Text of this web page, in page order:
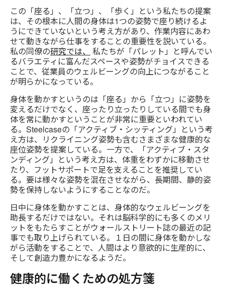
この「座る」、「立つ」、「歩く」という私たちの提案
は、その根本に人間の身体は1つの姿勢で座り続けるよ
うにできていないという考え方があり、作業内容にあわ
せて動きながら仕事をすることの重要性を説いている。
私の同僚の研究では、
私たちが「パレット」と呼んでい
るバラエティに富んだスペースや姿勢がチョイスできる
ことで、従業員のウェルビーングの向上につながること
が明らかになっている。
身体を動かすというのは「座る」から「立つ」に姿勢を
変えるだけでなく、座ったり立ったりしている間でも身
体を常に動かすということが非常に重要といわれてい
る。Steelcaseの「アクティブ・シッティング」という考
え方は、リクライニング姿勢も含むさまざまな健康的な
座位姿勢を提案している。一方で、「アクティブ・スタ
ンディング」という考え方は、体重をわずかに移動させ
たり、フットサポートで足を支えることを推奨してい
る。要は様々な姿勢を混在させながら、長期間、静的姿
勢を保持しないようにすることなのだ。
日中に身体を動かすことは、身体的なウェルビーングを
助長するだけではない。それは脳科学的にも多くのメリ
ットをもたらすことがウォールストリート誌の最近の記
事でも取り上げられている。１日の間に身体を動かしな
がら活動をすることで、人間はより意欲的に生産的に、
そして創造力豊かになるようだ。
健康的に働くための処方箋